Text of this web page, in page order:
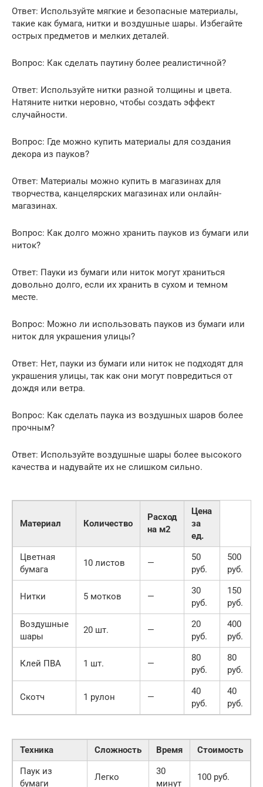
Ответ: Используйте мягкие и безопасные материалы,
такие как бумага, нитки и воздушные шары. Избегайте
острых предметов и мелких деталей.
Вопрос: Как сделать паутину более реалистичной?
Ответ: Используйте нитки разной толщины и цвета.
Натяните нитки неровно, чтобы создать эффект
случайности.
Вопрос: Где можно купить материалы для создания
декора из пауков?
Ответ: Материалы можно купить в магазинах для
творчества, канцелярских магазинах или онлайн-
магазинах.
Вопрос: Как долго можно хранить пауков из бумаги или
ниток?
Ответ: Пауки из бумаги или ниток могут храниться
довольно долго, если их хранить в сухом и темном
месте.
Вопрос: Можно ли использовать пауков из бумаги или
ниток для украшения улицы?
Ответ: Нет, пауки из бумаги или ниток не подходят для
украшения улицы, так как они могут повредиться от
дождя или ветра.
Вопрос: Как сделать паука из воздушных шаров более
прочным?
Ответ: Используйте воздушные шары более высокого
качества и надувайте их не слишком сильно.
Материал Количество
Расход
на м2
Цена
за
ед.
Цветная
бумага
10 листов —
50
руб.
500
руб.
Нитки 5 мотков —
30
руб.
150
руб.
Воздушные
шары
20 шт. —
20
руб.
400
руб.
Клей ПВА 1 шт. —
80
руб.
80
руб.
Скотч 1 рулон —
40
руб.
40
руб.
Техника Сложность Время
Стоимость
Паук из
бумаги
Легко
30
минут
100 руб.